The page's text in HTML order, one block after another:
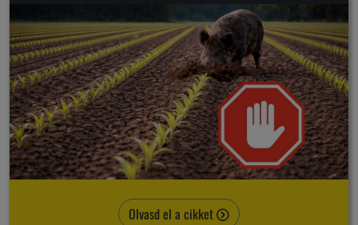
Olvasd el a cikket